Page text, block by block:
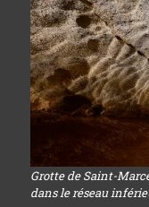
Grotte de Saint-
dans le réseau